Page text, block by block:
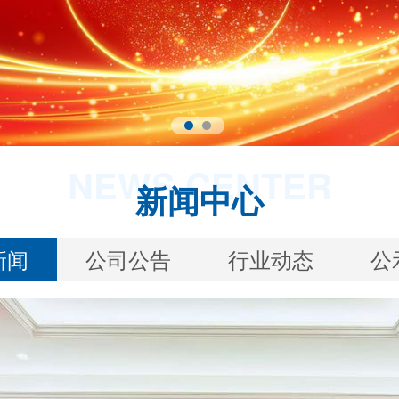
NEWS CENTER
新闻中心
公司公告 行业动态 公